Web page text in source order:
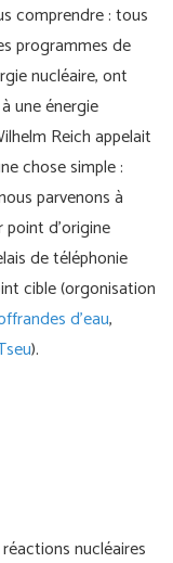
comprendre : tous
programmes de
nucléaire, ont
une énergie
Reich appelait
chose simple :
parvenons à
d’origine
de téléphonie
cible (orgonisation
d’eau,
).
nucléaires